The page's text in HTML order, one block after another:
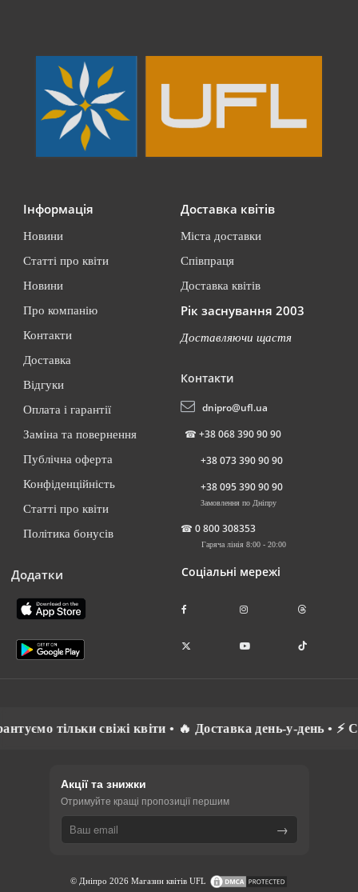
Інформація
Новини
Статті про квіти
Новини
Про компанію
Контакти
Доставка
Відгуки
Оплата і гарантії
Заміна та повернення
Публічна оферта
Конфіденційність
Статті про квіти
Політика бонусів
Додатки
Доставка квітів
Міста доставки
Співпраця
Доставка квітів
Рік заснування 2003
Доставляючи щастя
Контакти
dnipro@ufl.ua
☎ +38 068 390 90 90
+38 073 390 90 90
+38 095 390 90 90
Замовлення по Дніпру
☎ 0 800 308353
Гаряча лінія 8:00 - 20:00
Соціальні мережі
• 🔥 Доставка день-у-день • ⚡ Спілкуємось
Акції та знижки
Отримуйте кращі пропозиції першим
→
© Дніпро 2026 Магазин квітів UFL